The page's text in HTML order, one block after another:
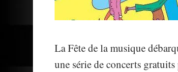
La Fête de la musique
une série de concerts